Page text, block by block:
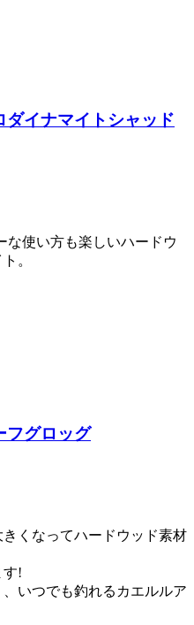
イナマイトシャッド
な使い方も楽しいハードウ
。
グロッグ
くなってハードウッド素材
す!
いつでも釣れるカエルルア